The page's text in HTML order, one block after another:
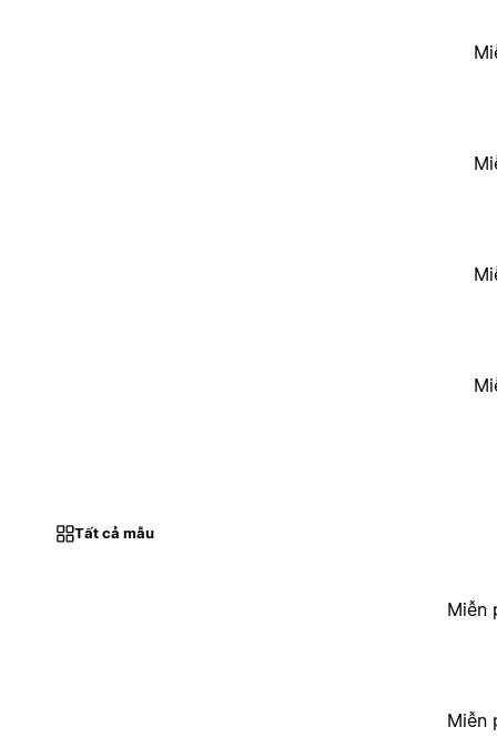
Tất cả mẫu
Miễn
Miễn